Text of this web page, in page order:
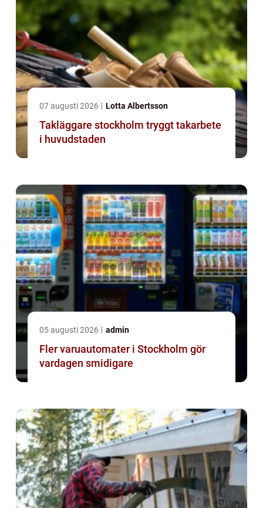
07 augusti 2026 Lotta Albertsson
Takläggare stockholm tryggt takarbete
i huvudstaden
05 augusti 2026 admin
Fler varuautomater i Stockholm gör
vardagen smidigare